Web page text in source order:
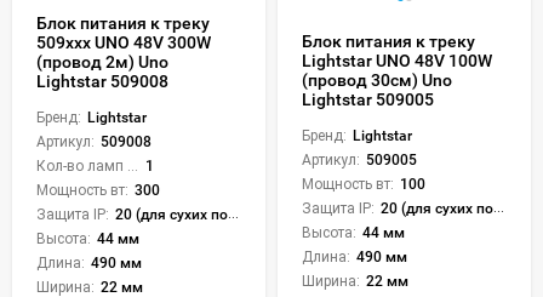
Блок питания к треку
509ххх UNO 48V 300W
(провод 2м) Uno
Lightstar 509008
Бренд: Lightstar
Артикул: 509008
1
Мощность вт: 300
Защита IP: 20 (для сухих пом.)
Высота: 44 мм
Длина: 490 мм
Ширина: 22 мм
Блок питания к треку
Lightstar UNO 48V 100W
(провод 30см) Uno
Lightstar 509005
Бренд: Lightstar
Артикул: 509005
Мощность вт: 100
Защита IP: 20 (для сухих пом.)
Высота: 44 мм
Длина: 490 мм
Ширина: 22 мм